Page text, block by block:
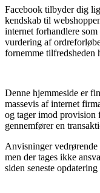
Facebook tilbyder dig
kendskab til
internet forhandlere
vurdering af
fornemme tilfredsheden
Denne hjemmeside er
massevis af internet
og tager imod provision
gennemfører en
Anvisninger
men der tages ikke
siden seneste